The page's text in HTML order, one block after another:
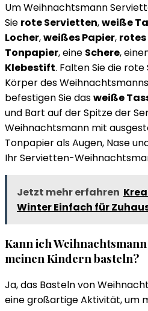
Um Weihnachtsmann
Sie rote Servietten,weiße
Locher,weißes Papier,
Tonpapier, eine Schere,
Klebestift. Falten Sie die
Körper des
befestigen Sie dasweiße
und Bart auf der Spitze der
Weihnachtsmann mit
Tonpapier als Augen, Nase
Ihr Servietten-
Jetzt mehr erfahren
Winter Einfach für
Kann ich
meinen Kindern basteln?
Ja, das Basteln von
eine großartige Aktivität, um